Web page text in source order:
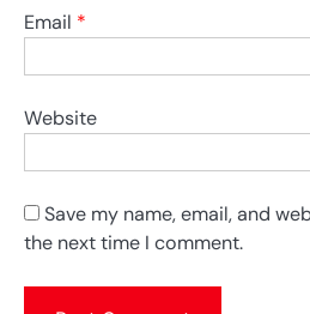
Email *
Website
Save my name, email, and
the next time I comment.